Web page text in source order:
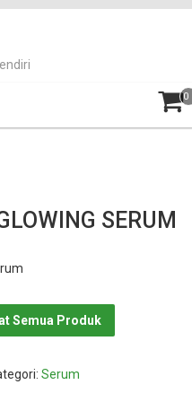
0
SERUM
Semua Produk
Serum